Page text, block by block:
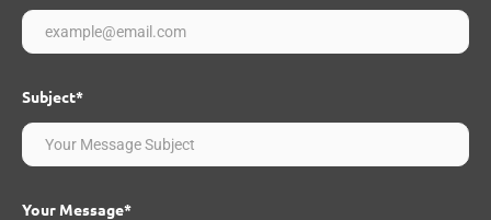
Subject*
Your Message*